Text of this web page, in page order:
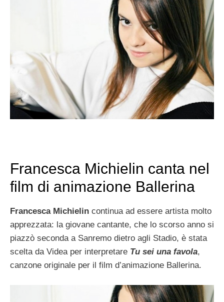
Francesca Michielin canta nel
film di animazione Ballerina
Francesca Michielin continua ad essere artista molto
apprezzata: la giovane cantante, che lo scorso anno si
piazzò seconda a Sanremo dietro agli Stadio, è stata
scelta da Videa per interpretare Tu sei una favola,
canzone originale per il film d’animazione Ballerina.